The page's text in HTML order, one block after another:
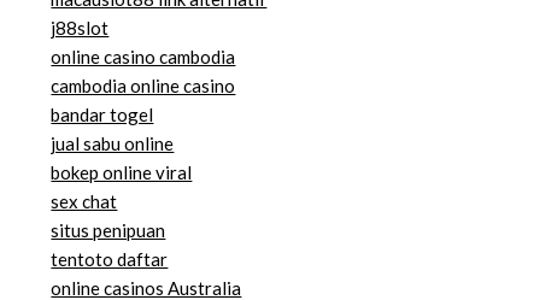
j88slot
online casino cambodia
cambodia online casino
bandar togel
jual sabu online
bokep online viral
sex chat
situs penipuan
tentoto daftar
online casinos Australia